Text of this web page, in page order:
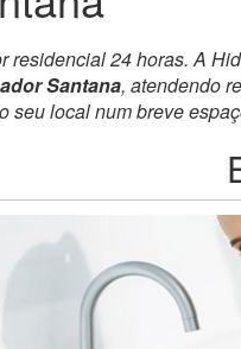
residencial 24 horas. A
Santana, atendendo
seu local num breve